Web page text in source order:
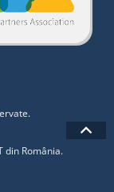
din România.